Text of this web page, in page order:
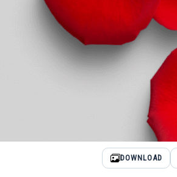
DOWNLOAD